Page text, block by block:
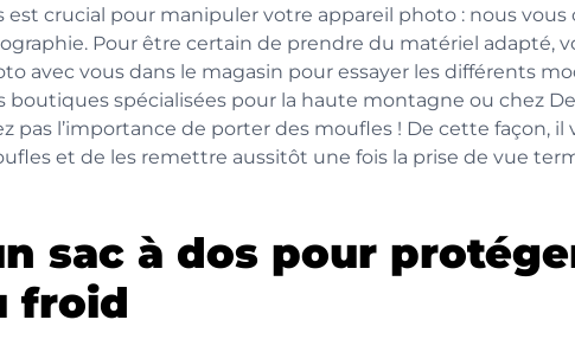
est crucial pour manipuler votre appareil photo : nous vous
Pour être certain de prendre du matériel adapté,
avec vous dans le magasin pour essayer les différents
boutiques spécialisées pour la haute montagne ou chez
pas l’importance de porter des moufles ! De cette façon, il
et de les remettre aussitôt une fois la prise de vue
sac à dos pour
froid